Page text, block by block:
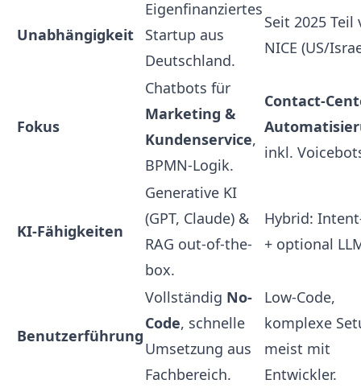
Unabhängigkeit
Eigenfinanziertes
Startup aus
Deutschland.
Seit 2025 Teil
NICE (US/
Fokus
Chatbots für
Marketing &
Kundenservice,
BPMN-Logik.
Contact-
inkl.
KI-Fähigkeiten
Generative KI
(GPT, Claude) &
RAG out-of-the-
box.
Hybrid:
+ optional
Benutzerführung
Vollständig No-
Code, schnelle
Umsetzung aus
Fachbereich.
Low-Code,
komplexe
meist mit
Entwickler.